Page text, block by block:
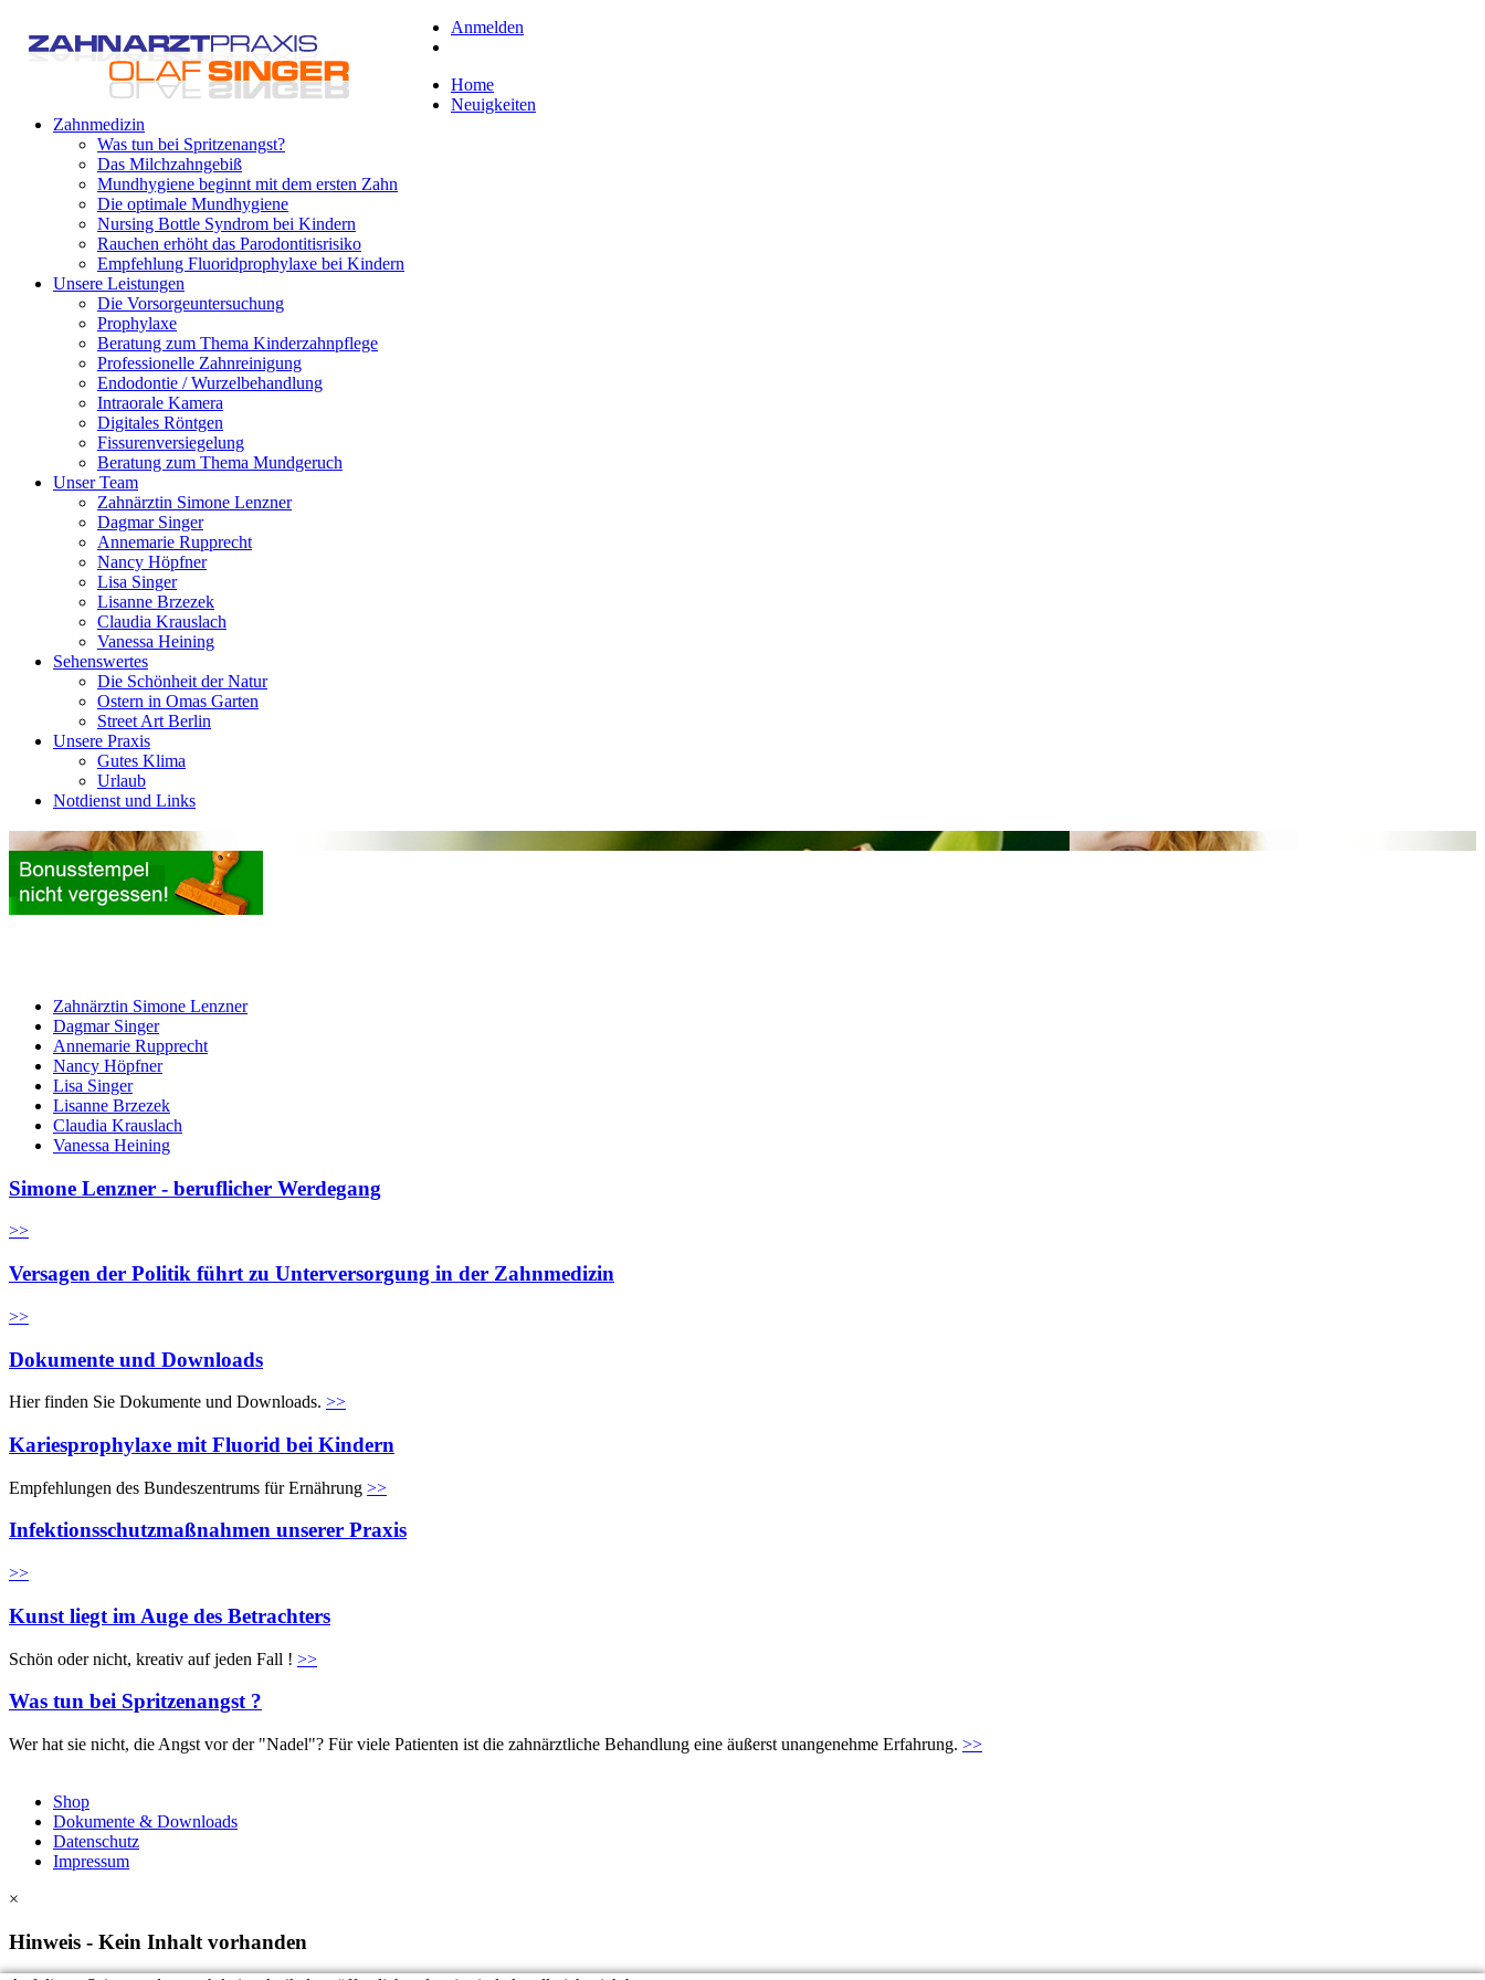
Anmelden
Home
Neuigkeiten
Zahnmedizin
Was tun bei Spritzenangst?
Das Milchzahngebiß
Mundhygiene beginnt mit dem ersten Zahn
Die optimale Mundhygiene
Nursing Bottle Syndrom bei Kindern
Rauchen erhöht das Parodontitisrisiko
Empfehlung Fluoridprophylaxe bei Kindern
Unsere Leistungen
Die Vorsorgeuntersuchung
Prophylaxe
Beratung zum Thema Kinderzahnpflege
Professionelle Zahnreinigung
Endodontie / Wurzelbehandlung
Intraorale Kamera
Digitales Röntgen
Fissurenversiegelung
Beratung zum Thema Mundgeruch
Unser Team
Zahnärztin Simone Lenzner
Dagmar Singer
Annemarie Rupprecht
Nancy Höpfner
Lisa Singer
Lisanne Brzezek
Claudia Krauslach
Vanessa Heining
Sehenswertes
Die Schönheit der Natur
Ostern in Omas Garten
Street Art Berlin
Unsere Praxis
Gutes Klima
Urlaub
Notdienst und Links
Zahnärztin Simone Lenzner
Dagmar Singer
Annemarie Rupprecht
Nancy Höpfner
Lisa Singer
Lisanne Brzezek
Claudia Krauslach
Vanessa Heining
Simone Lenzner - beruflicher Werdegang
>>
Versagen der Politik führt zu Unterversorgung in der Zahnmedizin
>>
Dokumente und Downloads
Hier finden Sie Dokumente und Downloads. >>
Kariesprophylaxe mit Fluorid bei Kindern
Empfehlungen des Bundeszentrums für Ernährung >>
Infektionsschutzmaßnahmen unserer Praxis
>>
Kunst liegt im Auge des Betrachters
Schön oder nicht, kreativ auf jeden Fall ! >>
Was tun bei Spritzenangst ?
Wer hat sie nicht, die Angst vor der "Nadel"? Für viele Patienten ist die zahnärztliche Behandlung eine äußerst unangenehme Erfahrung. >>
Shop
Dokumente & Downloads
Datenschutz
Impressum
×
Hinweis - Kein Inhalt vorhanden